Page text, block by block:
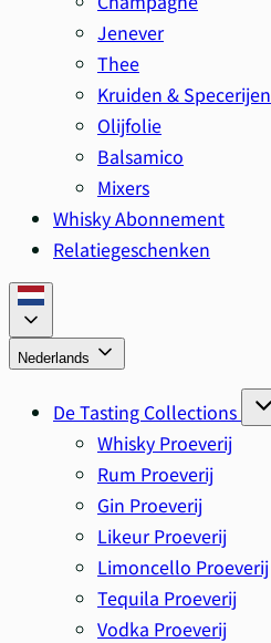
Jenever
Thee
Kruiden & Specerijen
Olijfolie
Balsamico
Mixers
Whisky Abonnement
Relatiegeschenken
Nederlands
De Tasting Collections
Whisky Proeverij
Rum Proeverij
Gin Proeverij
Likeur Proeverij
Limoncello Proeverij
Tequila Proeverij
Vodka Proeverij